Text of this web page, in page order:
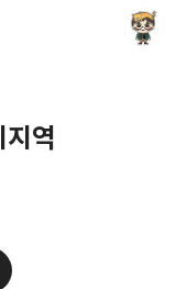
역
and Story